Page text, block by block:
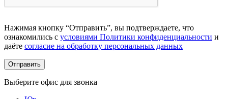
Нажимая кнопку “Отправить”, вы подтверждаете, что
ознакомились с условиями Политики конфиденциальности и
даёте согласие на обработку персональных данных
Выберите офис для звонка